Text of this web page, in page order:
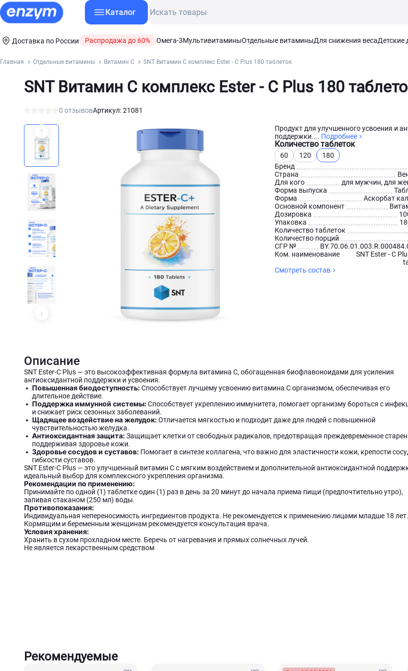
Каталог
Доставка по России Распродажа до 60% Омега-3МультивитаминыОтдельные витаминыДля снижения весаДетские
Главная Отдельные витамины Витамин С SNT Витамин С комплекс Ester - C Plus 180 таблеток
SNT Витамин С комплекс Ester - C Plus 180
0 отзывовАртикул: 21081
Продукт для улучшенного усвоения и
поддержки.... Подробнее
Количество таблеток
60 120
180
Бренд
Страна
Для кого
для мужчин, для
Форма выпуска
Форма
Аскорбат
Основной компонент
Дозировка
Упаковка
Количество таблеток
Количество порций
СГР №
Ком. наименование
SNT Ester - C
Смотреть состав
Описание
SNT Ester-C Plus — это высокоэффективная формула витамина C, обогащенная биофлавоноидами для усиления
антиоксидантной поддержки и усвоения.
Повышенная биодоступность:Способствует лучшему усвоению витамина C организмом, обеспечивая его
длительное действие.
Поддержка иммунной системы:Способствует укреплению иммунитета, помогает организму бороться с
и снижает риск сезонных заболеваний.
Щадящее воздействие на желудок:Отличается мягкостью и подходит даже для людей с повышенной
чувствительностью желудка.
Антиоксидантная защита:Защищает клетки от свободных радикалов, предотвращая преждевременное
поддерживая здоровье кожи.
Здоровье сосудов и суставов: Помогает в синтезе коллагена, что важно для эластичности кожи, крепости
гибкости суставов.
SNT Ester-C Plus — это улучшенный витамин C с мягким воздействием и дополнительной антиоксидантной
идеальный выбор для комплексного укрепления организма.
Рекомендации по применению:
Принимайте по одной (1) таблетке один (1) раз в день за 20 минут до начала приема пищи (предпочтительно утро),
запивая стаканом (250 мл) воды.
Противопоказания:
Индивидуальная непереносимость ингредиентов продукта. Не рекомендуется к применению лицами младше 18 лет.
Кормящим и беременным женщинам рекомендуется консультация врача.
Условия хранения:
Хранить в сухом прохладном месте. Беречь от нагревания и прямых солнечных лучей.
Не является лекарственным средством
Рекомендуемые